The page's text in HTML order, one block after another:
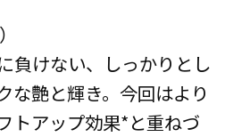
負けない、しっかりとし
な艶と輝き。今回はより
トアップ効果*と重ねづ